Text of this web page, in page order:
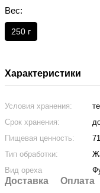
Вес:
250 г
Характеристики
Условия хранения:
Срок хранения:
Пищевая ценность:
Тип обработки:
Вид ореха
Доставка Оплата